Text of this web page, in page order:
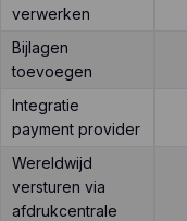
verwerken
Bijlagen
toevoegen
Integratie
payment provider
Wereldwijd
versturen via
afdrukcentrale